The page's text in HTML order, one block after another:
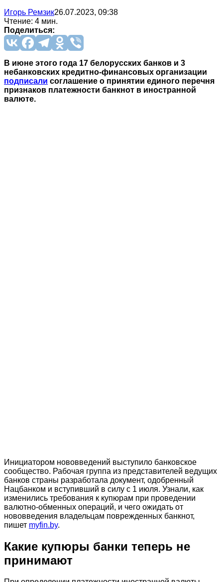
Игорь Ремзик26.07.2023, 09:38
Чтение: 4 мин.
Поделиться:
В июне этого года 17 белорусских банков и 3
небанковских кредитно-финансовых организации
подписали соглашение о принятии единого перечня
признаков платежности банкнот в иностранной
валюте.
Инициатором нововведений выступило банковское
сообщество. Рабочая группа из представителей ведущих
банков страны разработала документ, одобренный
Нацбанком и вступивший в силу с 1 июля. Узнали, как
изменились требования к купюрам при проведении
валютно-обменных операций, и чего ожидать от
нововведения владельцам поврежденных банкнот,
пишет myfin.by.
Какие купюры банки теперь не
принимают